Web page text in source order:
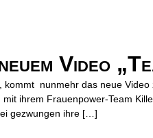
Video
nunmehr das neue Video
ihrem Frauenpower-Team
gezwungen ihre […]